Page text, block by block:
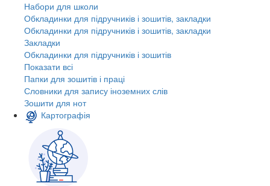
Набори для школи
Обкладинки для підручників і зошитів, закладки
Обкладинки для підручників і зошитів, закладки
Закладки
Обкладинки для підручників і зошитів
Показати всі
Папки для зошитів і праці
Словники для запису іноземних слів
Зошити для нот
Картографія